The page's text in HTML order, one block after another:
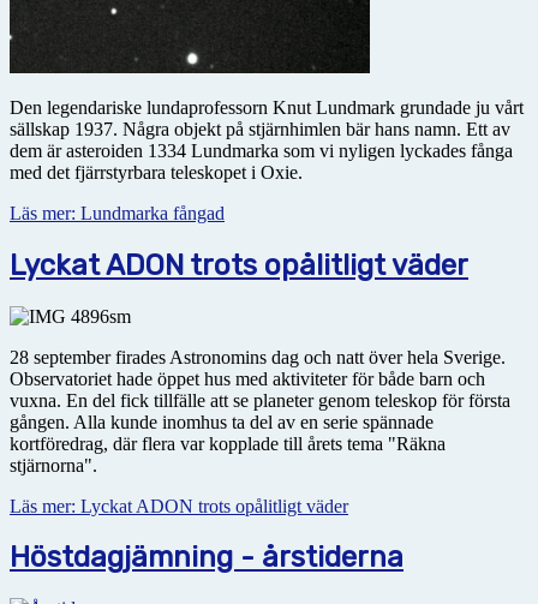
Den legendariske lundaprofessorn Knut Lundmark grundade ju vårt
sällskap 1937. Några objekt på stjärnhimlen bär hans namn. Ett av
dem är asteroiden 1334 Lundmarka som vi nyligen lyckades fånga
med det fjärrstyrbara teleskopet i Oxie.
Läs mer: Lundmarka fångad
Lyckat ADON trots opålitligt väder
28 september firades Astronomins dag och natt över hela Sverige.
Observatoriet hade öppet hus med aktiviteter för både barn och
vuxna. En del fick tillfälle att se planeter genom teleskop för första
gången. Alla kunde inomhus ta del av en serie spännade
kortföredrag, där flera var kopplade till årets tema "Räkna
stjärnorna".
Läs mer: Lyckat ADON trots opålitligt väder
Höstdagjämning - årstiderna